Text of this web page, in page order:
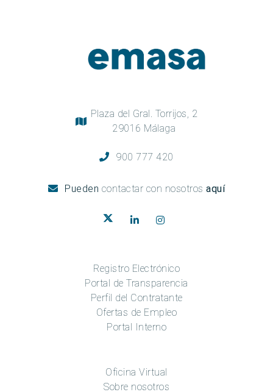
Plaza del Gral. Torrijos, 2
29016 Málaga
900 777 420
Pueden contactar con nosotros aquí
Registro Electrónico
Portal de Transparencia
Perfil del Contratante
Ofertas de Empleo
Portal Interno
Oficina Virtual
Sobre nosotros